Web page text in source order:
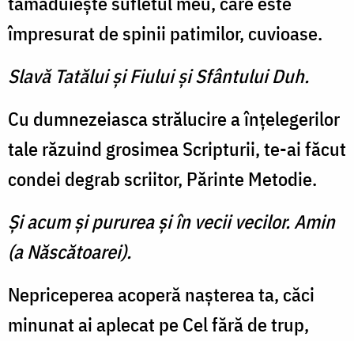
împresurat de spinii patimilor, cuvioase.
Slavă Tatălui şi Fiului şi Sfântului Duh.
Cu dumnezeiasca strălucire a înţelegerilor
tale răzuind grosimea Scripturii, te-ai făcut
condei degrab scriitor, Părinte Metodie.
Şi acum şi pururea şi în vecii vecilor. Amin
(a Născătoarei).
Nepriceperea acoperă naşterea ta, căci
minunat ai aplecat pe Cel fără de trup,